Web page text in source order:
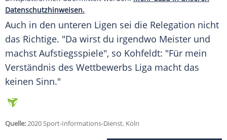
Datenschutzhinweisen.
Auch in den unteren Ligen sei die Relegation nicht
das Richtige. "Da wirst du irgendwo Meister und
machst Aufstiegsspiele", so Kohfeldt: "Für mein
Verständnis des Wettbewerbs Liga macht das
keinen Sinn."
Quelle:2020 Sport-Informations-Dienst, Köln